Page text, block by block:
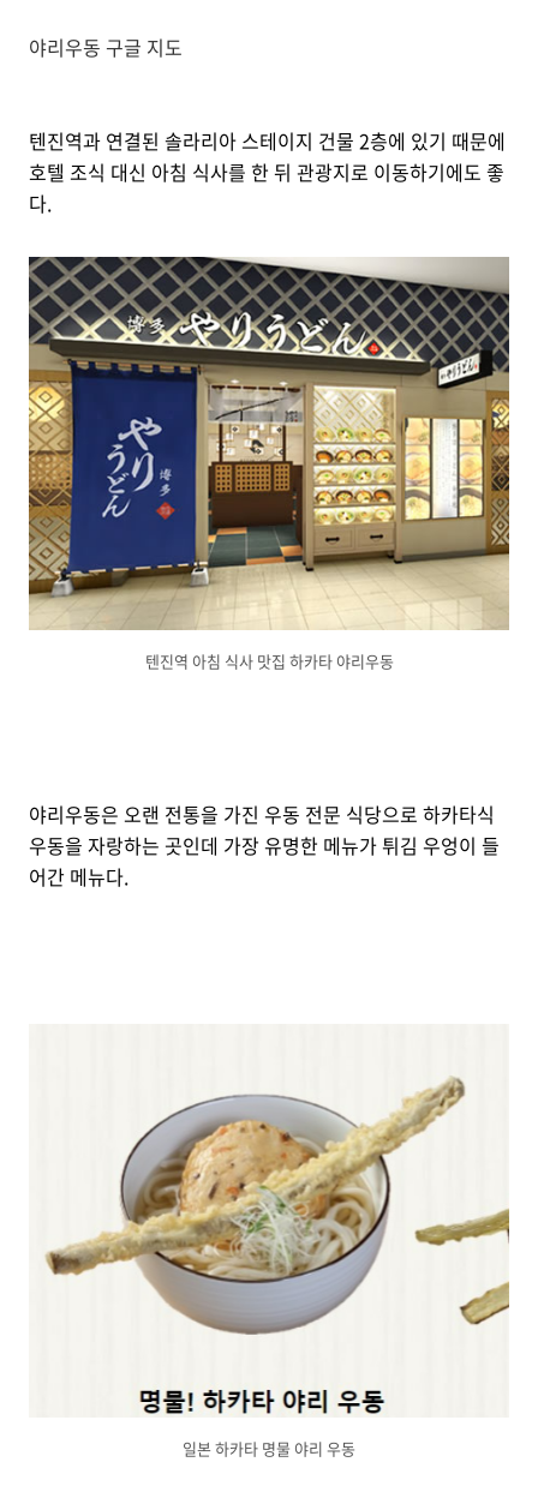
야리우동 구글 지도
텐진역과 연결된 솔라리아 스테이지 건물 2층에 있기 때문에
호텔 조식 대신 아침 식사를 한 뒤 관광지로 이동하기에도 좋
다.
텐진역 아침 식사 맛집 하카타 야리우동
야리우동은 오랜 전통을 가진 우동 전문 식당으로 하카타식
우동을 자랑하는 곳인데 가장 유명한 메뉴가 튀김 우엉이 들
어간 메뉴다.
일본 하카타 명물 야리 우동